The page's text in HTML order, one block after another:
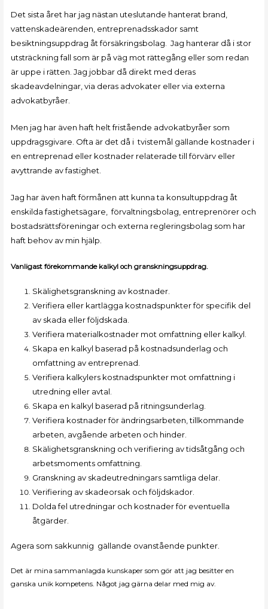
Det sista året har jag nästan uteslutande hanterat brand,
vattenskadeärenden, entreprenadsskador samt
besiktningsuppdrag åt försäkringsbolag.Jag hanterar då i stor
utsträckning fall som är på väg mot rättegång eller som redan
är uppe i rätten. Jag jobbar då direkt med deras
skadeavdelningar, via deras advokater eller via externa
advokatbyråer.
Men jag har även haft helt fristående advokatbyråer som
uppdragsgivare. Ofta är det då i tvistemål gällande kostnader i
en entreprenad eller kostnader relaterade till förvärv eller
avyttrande av fastighet.
Jag har även haft förmånen att kunna ta konsultuppdrag åt
enskilda fastighetsägare, förvaltningsbolag, entreprenörer och
bostadsrättsföreningar och externa regleringsbolag som har
haft behov av min hjälp.
Vanligast förekommande kalkyl och granskningsuppdrag.
Skälighetsgranskning av kostnader.
Verifiera eller kartlägga kostnadspunkter för specifik del
av skada eller följdskada.
Verifiera materialkostnader mot omfattning eller kalkyl.
Skapa en kalkyl baserad på kostnadsunderlag och
omfattning av entreprenad.
Verifiera kalkylers kostnadspunkter mot omfattning i
utredning eller avtal.
Skapa en kalkyl baserad på ritningsunderlag.
Verifiera kostnader för ändringsarbeten, tillkommande
arbeten, avgående arbeten och hinder.
Skälighetsgranskning och verifiering av tidsåtgång och
arbetsmoments omfattning.
Granskning av skadeutredningars samtliga delar.
Verifiering av skadeorsak och följdskador.
Dolda fel utredningar och kostnader för eventuella
åtgärder.
Agera som sakkunnig gällande ovanstående punkter.
Det är mina sammanlagda kunskaper som gör att jag besitter en
ganska unik kompetens. Något jag gärna delar med mig av.